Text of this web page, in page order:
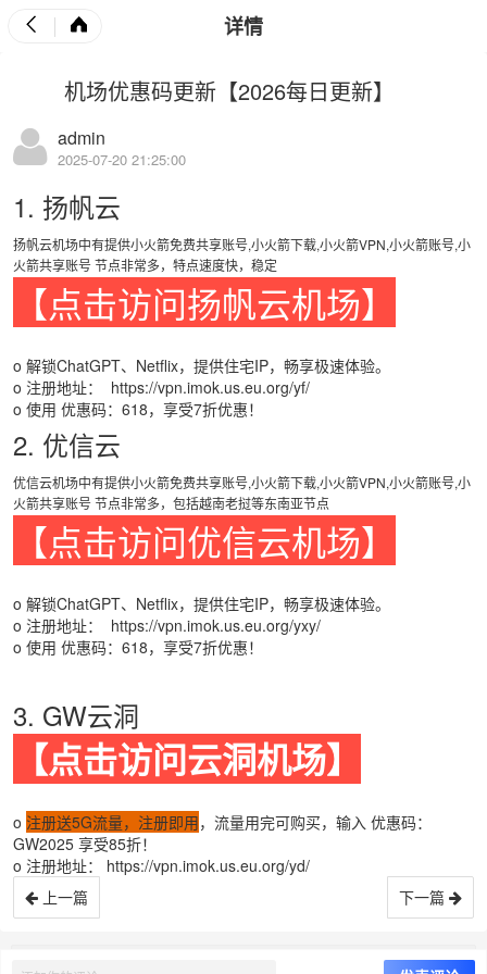
详情
机场优惠码更新【2026每日更新】
admin
2025-07-20 21:25:00
1. 扬帆云
扬帆云机场中有提供小火箭免费共享账号,小火箭下载,小火箭VPN,小火箭账号,小
火箭共享账号 节点非常多，特点速度快，稳定
【点击访问扬帆云机场】
o 解锁ChatGPT、Netflix，提供住宅IP，畅享极速体验。
o 注册地址：
https://vpn.imok.us.eu.org/yf/
o 使用 优惠码：618，享受7折优惠！
2. 优信云
优信云机场中有提供小火箭免费共享账号,小火箭下载,小火箭VPN,小火箭账号,小
火箭共享账号 节点非常多，包括越南老挝等东南亚节点
【点击访问优信云机场】
o 解锁ChatGPT、Netflix，提供住宅IP，畅享极速体验。
o 注册地址：
https://vpn.imok.us.eu.org/yxy/
o 使用 优惠码：618，享受7折优惠！
3. GW云洞
【点击访问云洞机场】
o 注册送5G流量，注册即用，流量用完可购买，输入 优惠码：
GW2025 享受85折！
o 注册地址： https://vpn.imok.us.eu.org/yd/
上一篇
下一篇